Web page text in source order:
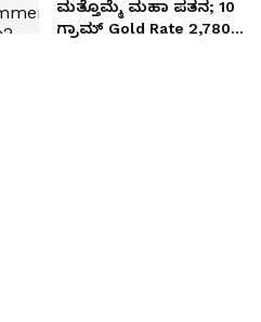
ಮತ್ತೊಮ್ಮೆ ಮಹಾ ಪತನ; 10
ಗ್ರಾಮ್ Gold Rate 2,780